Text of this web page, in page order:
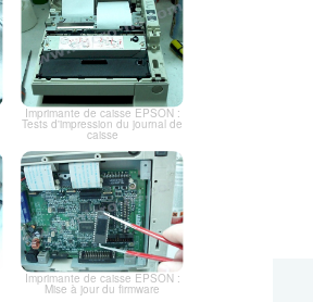
Imprimante de caisse EPSON :
Tests d'impression du journal de
caisse
Imprimante de caisse EPSON :
Mise à jour du firmware